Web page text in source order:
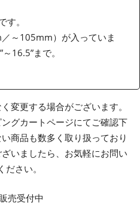
す。
～105mm）が入っていま
16.5”まで。
変更する場合がございます。
グカートページにてご確認下
商品も数多く取り扱っており
いましたら、お気軽にお問い
ださい。